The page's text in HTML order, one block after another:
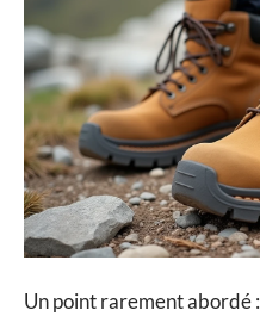
Un point rarement abordé :